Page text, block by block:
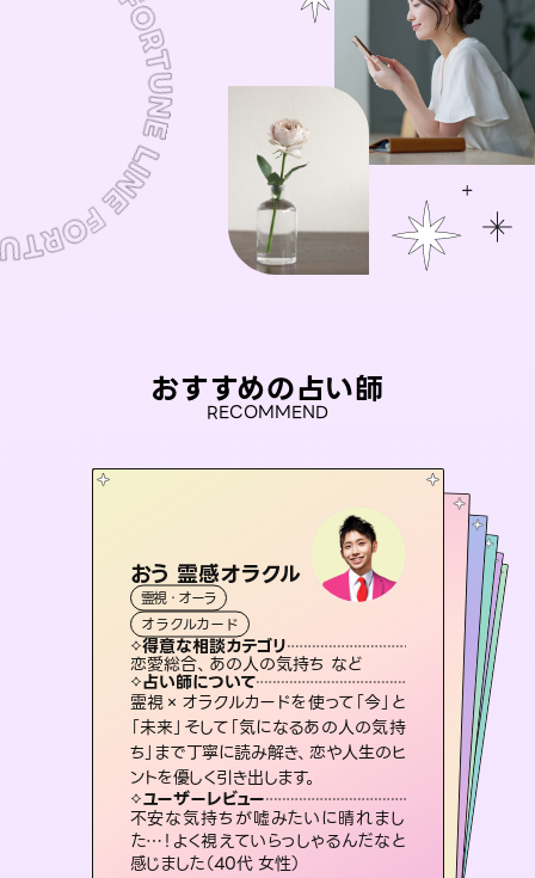
おすすめの占い師
RECOMMEND
おう 霊感オラクル
霊視・オーラ
オラクルカード
得意な相談カテゴリ
恋愛総合、あの人の気持ち など
占い師について
霊視×オラクルカードを使って「今」と
「未来」そして「気になるあの人の気持
ち」まで丁寧に読み解き、恋や人生のヒ
ントを優しく引き出します。
ユーザーレビュー
不安な気持ちが嘘みたいに晴れまし
た…！よく視えていらっしゃるんだなと
感じました（40代 女性）
桃源珠羽（とうげんみう
霊視・オーラ
スピリチュアル・リーディング
得意な相談カテゴリ
片想い、あの人の気持ち、復縁 など
占い師について
恋愛のお悩みの中でも特に「曖昧な関
係」の相談を得意としており、友達以上
恋人未満なお相手との今後や本音を丁
寧に読み解き恋愛成就へと導きます。
ユーザーレビュー
鑑定していただいてアドバイス通りに行
動すると仲が復活してきました。ありが
とうございました（40代 女性）
未来視師＊花
霊視・オーラ
スピリチュアル・リーディング
得意な相談カテゴリ
出逢い、片想い、復縁 など
占い師について
未来には何パターンもの選択肢があり
ます。不安で視えにくくなっているあな
たの素敵な未来を見つけ、その未来を
選択できるようアドバイスします。
ユーザーレビュー
職場の人の性質や人間関係、本心など
本当によく視えていてびっくり。対策が
打てて前向きになれます（40代）
彗望
霊視・オーラ
スピリチュアル・リーディング
得意な相談カテゴリ
片想い、あの人の気持ち、復縁 など
占い師について
3,700年以上の歴史を持つ東洋最古の占術「易占」で詳細まで占い、幸せへ向かう道筋を示します。厳しい結果にも具体的な対策をお伝えします。
ユーザーレビュー
複雑な背景もしっかり聞いて鑑定して
いただけました。気持ちが楽になりまし
た（50代 女性）
アイリス -iris-
ルーン
得意な相談カテゴリ
恋愛総合、片想い、二人の未来 など
占い師について
復縁、恋愛、不倫の行方、同性愛や片
思い、仕事関係や借金問題まで知りた
いことや心の負担になっていることを
紐解き、背中をそっと押して導きます。
ユーザーレビュー
安心感のあり、言い切ってくれる所や濁
さない鑑定のおかげで、毎回自分の気
持ちを整えられます（30代 男性）
霊視・オーラ タロット
スピリチュアル・リーディング
得意な相談カテゴリ
片想い、二人の未来、年の差 など
占い師について
連絡再開、復縁、成就などの報告実績
多数。セラピストとして2万超の施術経
験があるからこそできる鑑定で、より良
い未来をサポートします。
ユーザーレビュー
とても心温まる鑑定でした。しかもこち
らは何も言っていないのに視えていらっ
しゃるんだなと驚きです（30代女性）